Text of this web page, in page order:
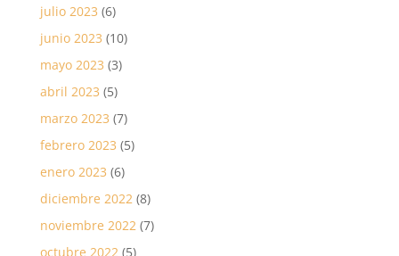
julio 2023 (6)
junio 2023 (10)
mayo 2023 (3)
abril 2023 (5)
marzo 2023 (7)
febrero 2023 (5)
enero 2023 (6)
diciembre 2022(8)
noviembre 2022(7)
octubre 2022(5)